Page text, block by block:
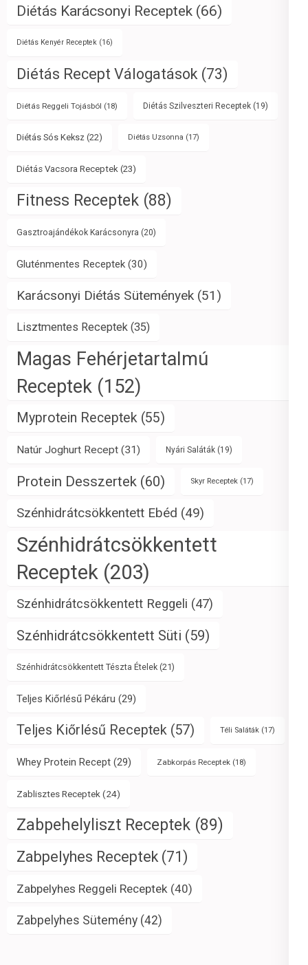
Diétás Karácsonyi Receptek (66)
Diétás Kenyér Receptek (16)
Diétás Recept Válogatások (73)
Diétás Reggeli Tojásból (18) Diétás Szilveszteri Receptek (19)
Diétás Sós Keksz (22) Diétás Uzsonna (17)
Diétás Vacsora Receptek (23)
Fitness Receptek (88)
Gasztroajándékok Karácsonyra (20)
Gluténmentes Receptek (30)
Karácsonyi Diétás Sütemények (51)
Lisztmentes Receptek (35)
Magas Fehérjetartalmú
Receptek (152)
Myprotein Receptek (55)
Natúr Joghurt Recept (31) Nyári Saláták (19)
Protein Desszertek (60) Skyr Receptek (17)
Szénhidrátcsökkentett Ebéd (49)
Szénhidrátcsökkentett
Receptek (203)
Szénhidrátcsökkentett Reggeli (47)
Szénhidrátcsökkentett Süti (59)
Szénhidrátcsökkentett Tészta Ételek (21)
Teljes Kiőrlésű Pékáru (29)
Teljes Kiőrlésű Receptek (57) Téli Saláták (17)
Whey Protein Recept (29) Zabkorpás Receptek (18)
Zablisztes Receptek (24)
Zabpehelyliszt Receptek (89)
Zabpelyhes Receptek (71)
Zabpelyhes Reggeli Receptek (40)
Zabpelyhes Sütemény (42)